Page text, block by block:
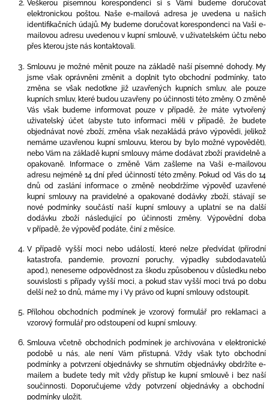
Veškerou písemnou korespondenci si s Vámi budeme doručovat
elektronickou poštou. Naše e-mailová adresa je uvedena u našich
identifikačních údajů. My budeme doručovat korespondenci na Vaši e-
mailovou adresu uvedenou v kupní smlouvě, v uživatelském účtu nebo
přes kterou jste nás kontaktovali.
Smlouvu je možné měnit pouze na základě naší písemné dohody. My
jsme však oprávněni změnit a doplnit tyto obchodní podmínky, tato
změna se však nedotkne již uzavřených kupních smluv, ale pouze
kupních smluv, které budou uzavřeny po účinnosti této změny. O změně
Vás však budeme informovat pouze v případě, že máte vytvořený
uživatelský účet (abyste tuto informaci měli v případě, že budete
objednávat nové zboží, změna však nezakládá právo výpovědi, jelikož
nemáme uzavřenou kupní smlouvu, kterou by bylo možné vypovědět),
nebo Vám na základě kupní smlouvy máme dodávat zboží pravidelně a
opakovaně. Informace o změně Vám zašleme na Vaši e-mailovou
adresu nejméně 14 dní před účinností této změny. Pokud od Vás do 14
dnů od zaslání informace o změně neobdržíme výpověď uzavřené
kupní smlouvy na pravidelné a opakované dodávky zboží, stávají se
nové podmínky součástí naší kupní smlouvy a uplatní se na další
dodávku zboží následující po účinnosti změny. Výpovědní doba
v případě, že výpověď podáte, činí 2 měsíce.
V případě vyšší moci nebo událostí, které nelze předvídat (přírodní
katastrofa, pandemie, provozní poruchy, výpadky subdodavatelů
apod.), neneseme odpovědnost za škodu způsobenou v důsledku nebo
souvislosti s případy vyšší moci, a pokud stav vyšší moci trvá po dobu
delší než 10 dnů, máme my i Vy právo od kupní smlouvy odstoupit.
Přílohou obchodních podmínek je vzorový formulář pro reklamaci a
vzorový formulář pro odstoupení od kupní smlouvy.
Smlouva včetně obchodních podmínek je archivována v elektronické
podobě u nás, ale není Vám přístupná. Vždy však tyto obchodní
podmínky a potvrzení objednávky se shrnutím objednávky obdržíte e-
mailem a budete tedy mít vždy přístup ke kupní smlouvě i bez naší
součinnosti. Doporučujeme vždy potvrzení objednávky a obchodní
podmínky uložit.